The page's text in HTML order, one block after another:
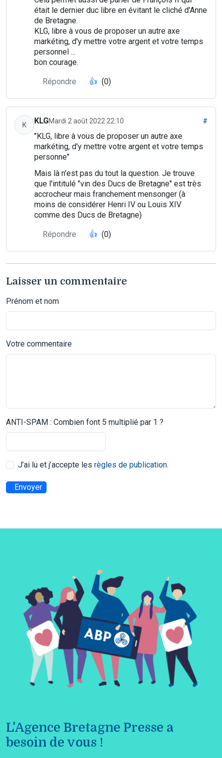
était le dernier duc libre en évitant le cliché d'Anne
de Bretagne.
KLG, libre à vous de proposer un autre axe
markéting, d'y mettre votre argent et votre temps
personnel ...
bon courage.
Répondre 👍 (0)
K KLGMardi 2 août 2022 22:10 #
"KLG, libre à vous de proposer un autre axe
markéting, d'y mettre votre argent et votre temps
personne"
Mais là n'est pas du tout la question. Je trouve
que l'intitulé "vin des Ducs de Bretagne" est très
accrocheur mais franchement mensonger (à
moins de considérer Henri IV ou Louis XIV
comme des Ducs de Bretagne)
Répondre 👍 (0)
Laisser un commentaire
Prénom et nom
Votre commentaire
ANTI-SPAM : Combien font 5 multiplié par 1 ?
J’ai lu et j’accepte les règles de publication.
Envoyer
L'Agence Bretagne Presse a
besoin de vous !